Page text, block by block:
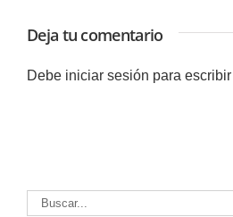
Deja tu comentario
Debe iniciar sesión para
Buscar: